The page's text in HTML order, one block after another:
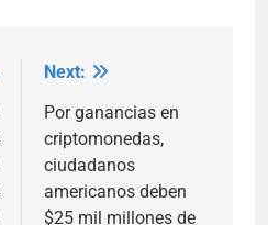
Next:
Por ganancias en
criptomonedas,
ciudadanos
americanos deben
$25 mil millones de